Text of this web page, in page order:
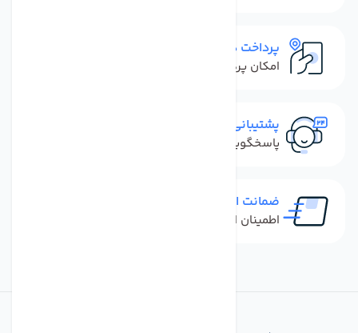
پرداخت در محل
امکان پرداخت کل فاکتور در محل
پشتیبانی سریع
پاسخگویی سریع به تماس‌ها و پیام‌ها
ضمانت اصل بودن کالا
اطمینان از خرید کالای اورجینال